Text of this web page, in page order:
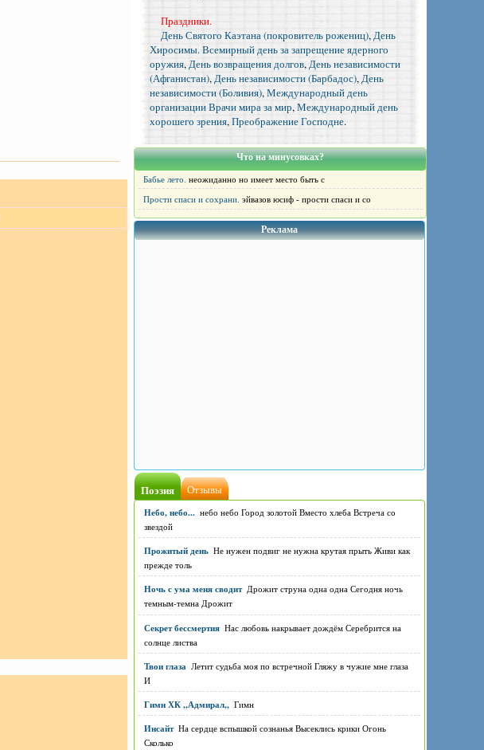
Праздники.
День Святого Каэтана (покровитель рожениц),День
Хиросимы. Всемирный день за запрещение ядерного
оружия,День возвращения долгов,День независимости
(Афганистан),День независимости (Барбадос),День
независимости (Боливия),Международный день
организации Врачи мира за мир,Международный день
хорошего зрения,Преображение Господне.
Что на минусовках?
Бабье лето. неожиданно но имеет место быть с
Прости спаси и сохрани. эйвазов юсиф - прости спаси и со
Реклама
Поэзия Отзывы
Небо, небо... небо небо Город золотой Вместо хлеба Встреча со
звездой
Прожитый день Не нужен подвиг не нужна крутая прыть Живи как
прежде толь
Ночь с ума меня сводит Дрожит струна одна одна Сегодня ночь
темным-темна Дрожит
Секрет бессмертия Нас любовь накрывает дождём Серебрится на
солнце листва
Твои глаза Летит судьба моя по встречной Гляжу в чужие мне глаза
И
Гимн ХК ,,Адмирал,, Гимн
Инсайт На сердце вспышкой сознанья Высеклись крики Огонь
Сколько